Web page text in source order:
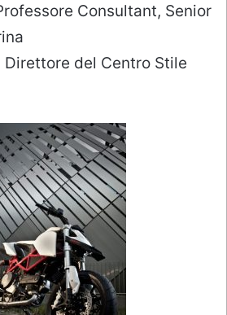
Consultant, Senior
Direttore del Centro Stile